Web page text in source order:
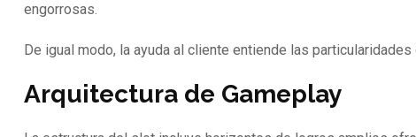
engorrosas.
De igual modo, la ayuda al cliente entiende las
Arquitectura de Gameplay